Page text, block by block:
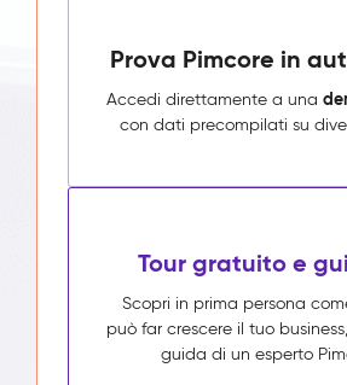
Prova Pimcore in
Accedi direttamente a una
con dati precompilati su
Tour gratuito e
Scopri in prima persona
può far crescere il tuo
guida di un esperto